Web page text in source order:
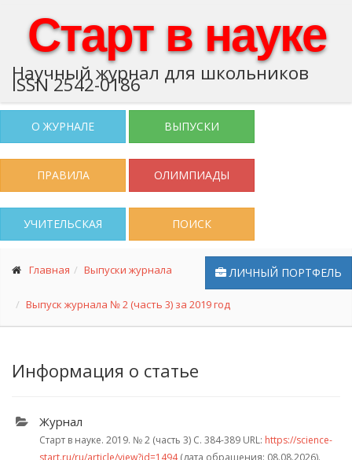
Старт в науке
Научный журнал для школьников
ISSN 2542-0186
О ЖУРНАЛЕ ВЫПУСКИ
ПРАВИЛА ОЛИМПИАДЫ
УЧИТЕЛЬСКАЯ ПОИСК
ЛИЧНЫЙ ПОРТФЕЛЬ
Главная Выпуски журнала
Выпуск журнала № 2 (часть 3) за 2019 год
Информация о статье
Журнал
Старт в науке. 2019. № 2 (часть 3) С. 384-389 URL: https://science-
start.ru/ru/article/view?id=1494(дата обращения: 08.08.2026).